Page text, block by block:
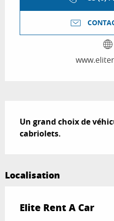
Un grand choix de
cabriolets.
Localisation
Elite Rent A Car